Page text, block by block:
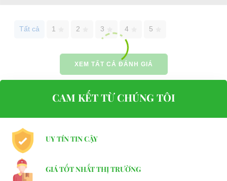
Passenger capacity / Số chỗ ngồi
Range / Quảng đường đi mỗi lần sạc
Max.Speed / Tốc độ nhanh nhất
Weight / Trọng lượng xe
L x W x H
Tất cả 1 2 3 4 5
XEM TẤT CẢ ĐÁNH GIÁ
CAM KẾT TỪ CHÚNG TÔI
UY TÍN TIN CẬY
GIÁ TỐT NHẤT THỊ TRƯỜNG